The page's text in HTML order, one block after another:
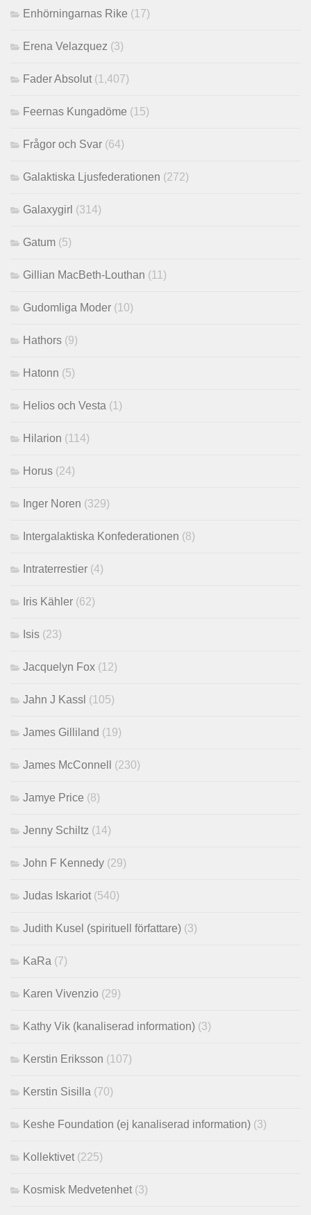
Enhörningarnas Rike (17)
Erena Velazquez (3)
Fader Absolut(1,407)
Feernas Kungadöme (15)
Frågor och Svar (64)
Galaktiska Ljusfederationen (272)
Galaxygirl (314)
Gatum (5)
Gillian MacBeth-Louthan (11)
Gudomliga Moder (10)
Hathors (9)
Hatonn (5)
Helios och Vesta (1)
Hilarion (114)
Horus (24)
Inger Noren (329)
Intergalaktiska Konfederationen (8)
Intraterrestier (4)
Iris Kähler (62)
Isis (23)
Jacquelyn Fox (12)
Jahn J Kassl (105)
James Gilliland (19)
James McConnell (230)
Jamye Price (8)
Jenny Schiltz (14)
John F Kennedy (29)
Judas Iskariot(540)
Judith Kusel (spirituell författare) (3)
KaRa (7)
Karen Vivenzio (29)
Kathy Vik (kanaliserad information) (3)
Kerstin Eriksson (107)
Kerstin Sisilla (70)
Keshe Foundation (ej kanaliserad information) (3)
Kollektivet(225)
Kosmisk Medvetenhet(3)